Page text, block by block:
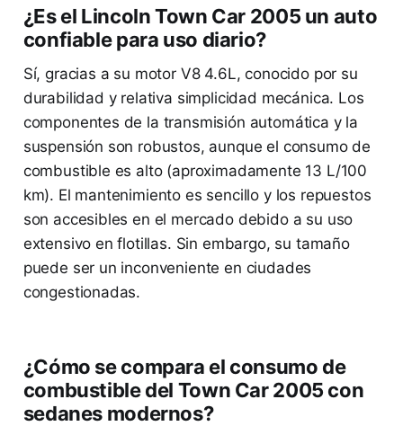
¿Es el Lincoln Town Car 2005 un auto
confiable para uso diario?
Sí, gracias a su motor V8 4.6L, conocido por su
durabilidad y relativa simplicidad mecánica. Los
componentes de la transmisión automática y la
suspensión son robustos, aunque el consumo de
combustible es alto (aproximadamente 13 L/100
km). El mantenimiento es sencillo y los repuestos
son accesibles en el mercado debido a su uso
extensivo en flotillas. Sin embargo, su tamaño
puede ser un inconveniente en ciudades
congestionadas.
¿Cómo se compara el consumo de
combustible del Town Car 2005 con
sedanes modernos?